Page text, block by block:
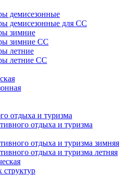
демисезонные
демисезонные для СС
зимние
зимние СС
летние
летние СС
отдыха и туризма
отдыха и туризма
отдыха и туризма зимняя
отдыха и туризма летняя